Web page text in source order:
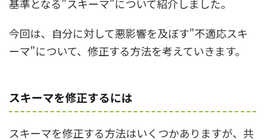
基準となる"スキーマ"について紹介しました。
今回は、自分に対して悪影響を及ぼす"不適応スキ
ーマ"について、修正する方法を考えていきます。
スキーマを修正するには
スキーマを修正する方法はいくつかありますが、共